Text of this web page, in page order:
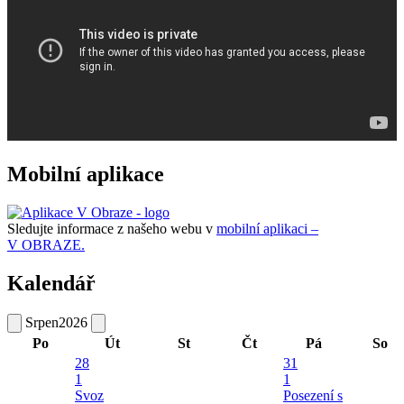
Mobilní aplikace
Sledujte informace z našeho webu v mobilní aplikaci –
V OBRAZE.
Kalendář
Srpen2026
Po
Út St Čt Pá So
28
1
Svoz
31
1
Posezení s